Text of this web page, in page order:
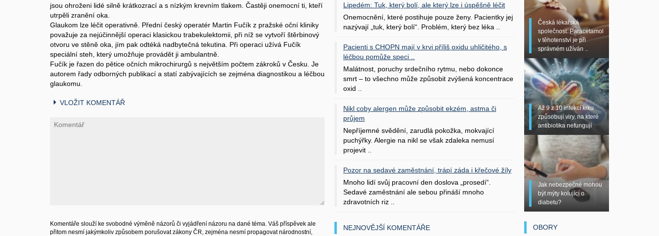
jsou ohroženi lidé silně krátkozrací a s nízkým krevním tlakem. Častěji onemocní ti, kteří
utrpěli zranění oka.
Glaukom lze léčit operativně. Přední český operatér Martin Fučík z pražské oční kliniky
považuje za nejúčinnější operaci klasickou trabekulektomii, při níž se vytvoří štěrbinový
otvoru ve stěně oka, jím pak odtéká nadbytečná tekutina. Při operaci užívá Fučík
speciální steh, který umožňuje provádět ji ambulantně.
Fučík je řazen do pětice očních mikrochirurgů s největším počtem zákroků v Česku. Je
autorem řady odborných publikací a statí zabývajících se zejména diagnostikou a léčbou
glaukomu.
VLOŽIT KOMENTÁŘ
Komentáře slouží ke svobodné výměně názorů či vyjádření názoru na dané téma. Váš příspěvek ale
přitom nesmí jakýmkoliv způsobem porušovat zákony ČR, zejména nesmí propagovat národnostní,
Lipedém: Tuk, který bolí, ale který lze i úspěšně léčit
Onemocnění, které postihuje pouze ženy. Pacientky jej
nazývají „tuk, který bolí“. Problém, který bez léka ..
Pacienti s CHOPN mají v krvi příliš oxidu uhličitého, s
léčbou pomůže speci ..
Malátnost, poruchy srdečního rytmu, nebo dokonce
smrt – to všechno může způsobit zvýšená koncentrace
oxid ..
Nikl coby alergen může způsobit ekzém, astma či
průjem
Nepříjemné svědění, zarudlá pokožka, mokvající
puchýřky. Alergie na nikl se však zdaleka nemusí
projevit ..
Pozor na sedavé zaměstnání, trápí záda i křečové žíly
Mnoho lidí svůj pracovní den doslova „prosedí“.
Sedavé zaměstnání ale sebou přináší mnoho
zdravotních riz ..
NEJNOVĚJŠÍ KOMENTÁŘE
Česká lékařská
společnost: Paracetamol
v těhotenství je při
správném užíván ..
Až 9 z 10 infekcí krku
způsobují viry, na které
antibiotika nefungují
Jak nebezpečné mohou
být mýty kolující o
diabetu?
OBORY